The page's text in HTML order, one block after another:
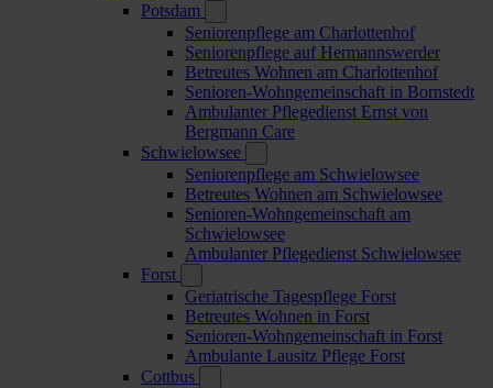
Potsdam
Seniorenpflege am Charlottenhof
Seniorenpflege auf Hermannswerder
Betreutes Wohnen am Charlottenhof
Senioren-Wohngemeinschaft in Bornstedt
Ambulanter Pflegedienst Ernst von
Bergmann Care
Schwielowsee
Seniorenpflege am Schwielowsee
Betreutes Wohnen am Schwielowsee
Senioren-Wohngemeinschaft am
Schwielowsee
Ambulanter Pflegedienst Schwielowsee
Forst
Geriatrische Tagespflege Forst
Betreutes Wohnen in Forst
Senioren-Wohngemeinschaft in Forst
Ambulante Lausitz Pflege Forst
Cottbus